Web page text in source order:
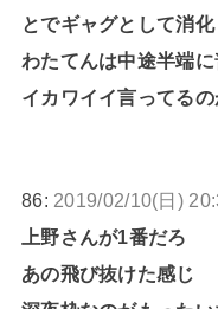
とでギャグとして消
わたてんは中途半端
イカワイイ言ってる
86: 2019/02/10(日)
上野さんが1番だろ
あの飛び抜けた感じ